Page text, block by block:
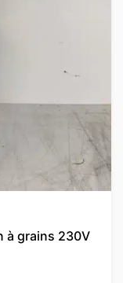
à grains 230V